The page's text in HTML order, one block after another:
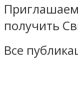
получить
Все